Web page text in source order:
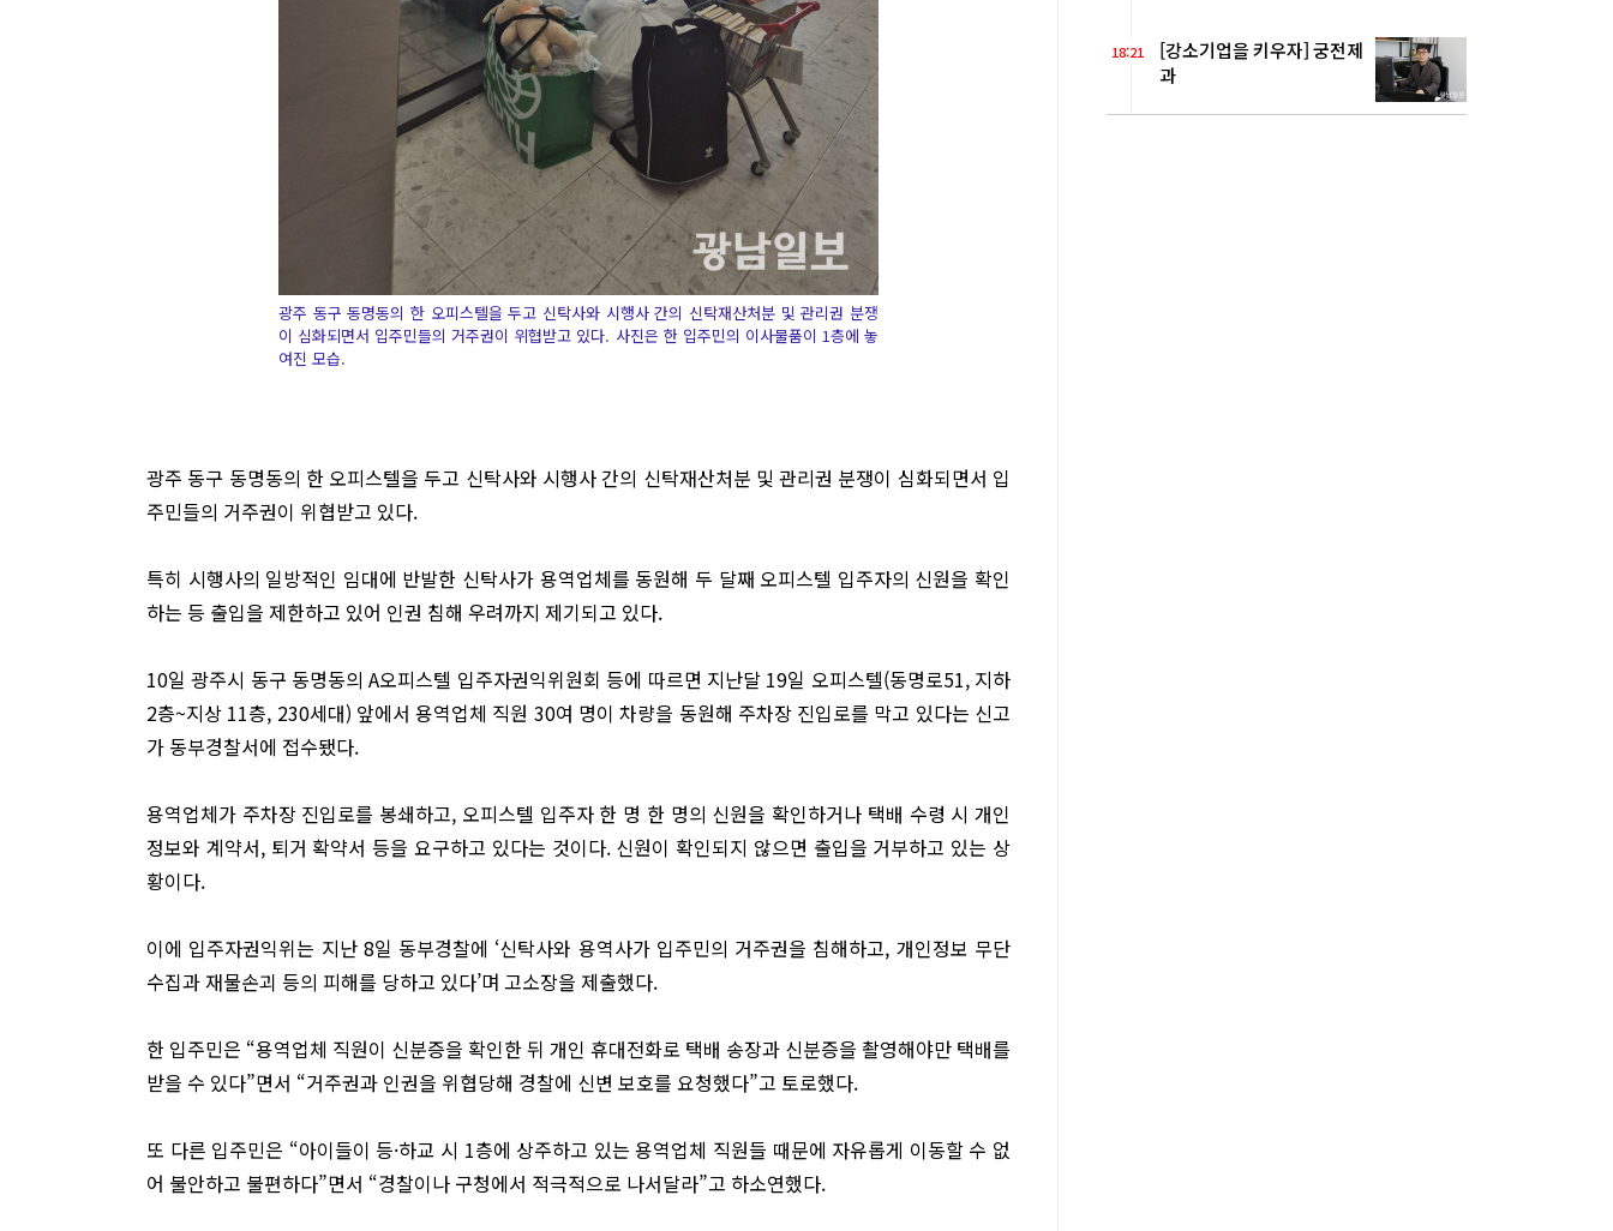
광주 동구 동명동의 한 오피스텔을 두고 신탁사와 시행사 간의 신탁재산처분 및 관리권 분쟁
이 심화되면서 입주민들의 거주권이 위협받고 있다. 사진은 한 입주민의 이사물품이 1층에 놓
여진 모습.
광주 동구 동명동의 한 오피스텔을 두고 신탁사와 시행사 간의 신탁재산처분 및 관리권 분쟁이 심화되면서 입
주민들의 거주권이 위협받고 있다.
특히 시행사의 일방적인 임대에 반발한 신탁사가 용역업체를 동원해 두 달째 오피스텔 입주자의 신원을 확인
하는 등 출입을 제한하고 있어 인권 침해 우려까지 제기되고 있다.
10일 광주시 동구 동명동의 A오피스텔 입주자권익위원회 등에 따르면 지난달 19일 오피스텔(동명로51, 지하
2층~지상 11층, 230세대) 앞에서 용역업체 직원 30여 명이 차량을 동원해 주차장 진입로를 막고 있다는 신고
가 동부경찰서에 접수됐다.
용역업체가 주차장 진입로를 봉쇄하고, 오피스텔 입주자 한 명 한 명의 신원을 확인하거나 택배 수령 시 개인
정보와 계약서, 퇴거 확약서 등을 요구하고 있다는 것이다. 신원이 확인되지 않으면 출입을 거부하고 있는 상
황이다.
이에 입주자권익위는 지난 8일 동부경찰에 ‘신탁사와 용역사가 입주민의 거주권을 침해하고, 개인정보 무단
수집과 재물손괴 등의 피해를 당하고 있다’며 고소장을 제출했다.
한 입주민은 “용역업체 직원이 신분증을 확인한 뒤 개인 휴대전화로 택배 송장과 신분증을 촬영해야만 택배를
받을 수 있다”면서 “거주권과 인권을 위협당해 경찰에 신변 보호를 요청했다”고 토로했다.
또 다른 입주민은 “아이들이 등·하교 시 1층에 상주하고 있는 용역업체 직원들 때문에 자유롭게 이동할 수 없
어 불안하고 불편하다”면서 “경찰이나 구청에서 적극적으로 나서달라”고 하소연했다.
18:21
[강소기업을 키우자] 궁전제
과